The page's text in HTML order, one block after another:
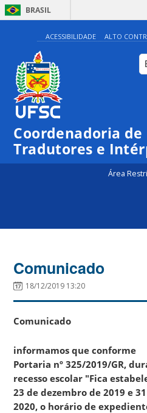
BRASIL
ACESSIBILIDADE ALTO
Coordenadoria de
Tradutores e
Área
Comunicado
18/12/2019 13:20
Comunicado
informamos que conforme
Portaria nº 325/2019/GR,
recesso escolar "Fica
23 de dezembro de 2019 e
2020, o horário de